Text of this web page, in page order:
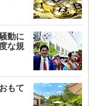
動に
な規
もて